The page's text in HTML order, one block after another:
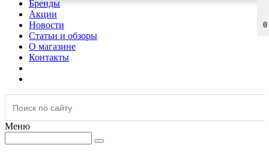
0
Бренды
Акции
Новости
Статьи и обзоры
О магазине
Контакты
Меню